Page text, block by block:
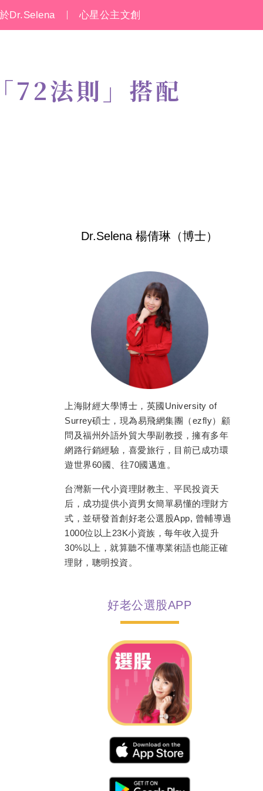
Dr.Selena 心星公主文創
72法則」搭配
Dr.Selena 楊倩琳（博士）
上海財經大學博士，英國University of
Surrey碩士，現為易飛網集團（ezfly）顧
問及福州外語外貿大學副教授，擁有多年
網路行銷經驗，喜愛旅行，目前已成功環
遊世界60國、往70國邁進。
台灣新一代小資理財教主、平民投資天
后，成功提供小資男女簡單易懂的理財方
式，並研發首創好老公選股App, 曾輔導過
1000位以上23K小資族，每年收入提升
30%以上，就算聽不懂專業術語也能正確
理財，聰明投資。
好老公選股APP